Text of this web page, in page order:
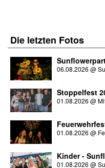
Die letzten Fotos
06.08.2026 @
Stoppelfest
01.08.2026 @
01.08.2026 @
Kinder -
01.08.2026 @